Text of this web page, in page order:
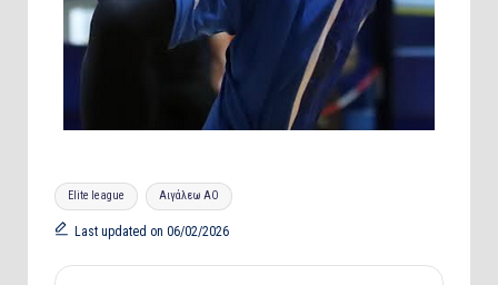
Tags:
Elite league Αιγάλεω ΑΟ
Last updated on 06/02/2026